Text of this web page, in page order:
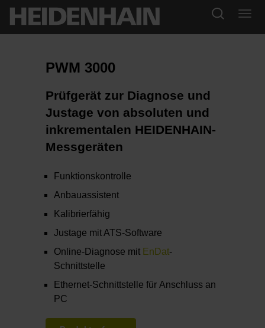
PWM 3000
Prüfgerät zur Diagnose und
Justage von absoluten und
inkrementalen HEIDENHAIN-
Messgeräten
Funktionskontrolle
Anbauassistent
Kalibrierfähig
Justage mit ATS-Software
Online-Diagnose mit EnDat-
Schnittstelle
Ethernet-Schnittstelle für Anschluss an
PC